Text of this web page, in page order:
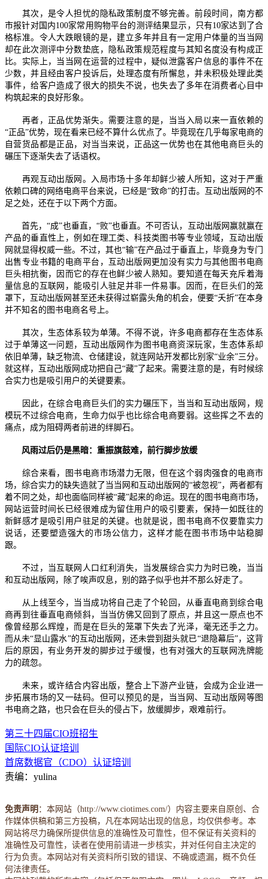
其次，是令人担忧的隐私政策制度不够完善。前段时间，南方都
市报针对国内100家常用购物平台的测评结果显示，只有10家达到了合
格标准。令人大跌眼镜的是，建立多年并且有一定用户体量的当当网
却在此次测评中分数垫底，隐私政策规范程度与其知名度没有构成正
比。实际上，当当网在运营的过程中，疑似泄露客户信息的事件不在
少数，并且经由客户投诉后，处理态度有所懈怠，并未积极处理此类
事件，给客户造成了很大的损失不说，也失去了多年在消费者心目中
构筑起来的良好形象。
再者，正品优势渐失。需要注意的是，当当入局以来一直依赖的
“正品”优势，现在看来已经不算什么优点了。毕竟现在几乎每家电商的
自营货品都是正品，对当当来说，正品这一优势也在其他电商巨头的
碾压下逐渐失去了话语权。
再观互动出版网。入局市场十多年却鲜少被人所知，这对于严重
依赖口碑的网络电商平台来说，已经是“致命”的打击。互动出版网的不
足之处，还在于以下两个方面。
首先，“成”也垂直，“败”也垂直。不可否认，互动出版网赢就赢在
产品的垂直性上，例如在理工类、科技类图书等专业领域，互动出版
网就显得权威一些。不过，其也“输”在产品过于垂直上，毕竟身为专门
出售专业书籍的电商平台，互动出版网更加没有实力与其他图书电商
巨头相抗衡，因而它的存在也鲜少被人熟知。要知道在每天充斥着海
量信息的互联网，能吸引人驻足并非一件易事。因而，在巨头们的笼
罩下，互动出版网甚至还未获得过崭露头角的机会，便要“夭折”在本身
并不知名的图书电商名号上。
其次，生态体系较为单薄。不得不说，许多电商都存在生态体系
过于单薄这一问题，互动出版网作为图书电商资深玩家，生态体系却
依旧单薄，缺乏物流、仓储建设，就连网站开发都比别家“业余”三分。
就这样，互动出版网成功把自己“藏”了起来。需要注意的是，有时候综
合实力也是吸引用户的关键要素。
因此，在综合电商巨头们的实力碾压下，当当和互动出版网，规
模玩不过综合电商，生命力似乎也比综合电商要弱。这些挥之不去的
痛点，成为阻碍两者前进的绊脚石。
风雨过后仍是黑暗：重振旗鼓难，前行脚步放缓
综合来看，图书电商市场潜力无限，但在这个弱肉强食的电商市
场，综合实力的缺失造就了当当网和互动出版网的“被忽视”，两者都有
着不同之处，却也面临同样被“藏”起来的命运。现在的图书电商市场，
网站运营时间长已经很难成为留住用户的吸引要素，保持一如既往的
新鲜感才是吸引用户驻足的关键。也就是说，图书电商不仅要靠实力
说话，还要塑造强大的市场公信力，这样才能在图书市场中站稳脚
跟。
不过，当互联网人口红利消失，当发展综合实力为时已晚，当当
和互动出版网，除了唉声叹息，别的路子似乎也并不那么好走了。
从上线至今，当当成功将自己走了个轮回，从垂直电商到综合电
商再到往垂直电商倾斜，当当仿佛又回到了原点，并且这一原点也不
像曾经那么辉煌，而是在巨头的笼罩下失去了光泽，毫无还手之力。
而从未“显山露水”的互动出版网，还未尝到甜头就已“退隐幕后”，这背
后的原因，有业务开发的脚步过于缓慢，也有对强大的互联网洗牌能
力的疏忽。
未来，或许结合内容出版，整合上下游产业链，会成为企业进一
步拓展市场的又一砝码。但可以预见的是，当当网、互动出版网等图
书电商之路，也只会在巨头的侵占下，放缓脚步，艰难前行。
第三十四届CIO班招生
国际CIO认证培训
首席数据官（CDO）认证培训
责编：yulina
免责声明 ：本网站（http://www.ciotimes.com/）内容主要来自原创、合
作媒体供稿和第三方投稿，凡在本网站出现的信息，均仅供参考。本
网站将尽力确保所提供信息的准确性及可靠性，但不保证有关资料的
准确性及可靠性，读者在使用前请进一步核实，并对任何自主决定的
行为负责。本网站对有关资料所引致的错误、不确或遗漏，概不负任
何法律责任。